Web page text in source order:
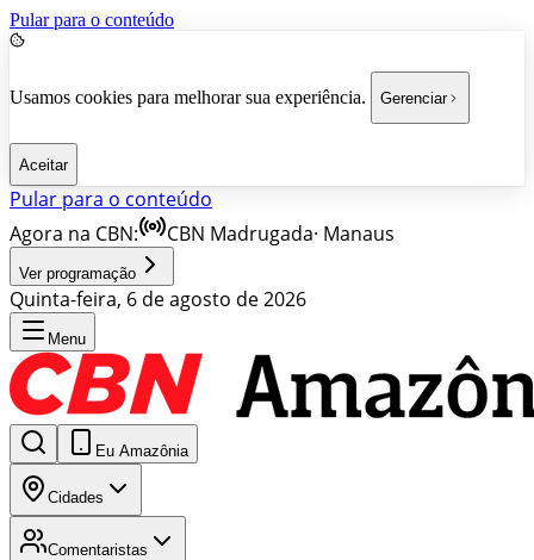
Pular para o conteúdo
Usamos cookies para melhorar sua experiência. Gerenciar
Aceitar
Pular para o conteúdo
Agora na CBN:
CBN Madrugada· Manaus
Ver programação
Quinta-feira, 6 de agosto de 2026
Menu
Eu Amazônia
Cidades
Comentaristas